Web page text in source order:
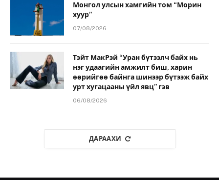
Монгол улсын хамгийн том “Морин
хуур”
07/08/2026
Тэйт МакРэй “Уран бүтээлч байх нь
нэг удаагийн амжилт биш, харин
өөрийгөө байнга шинээр бүтээж байх
урт хугацааны үйл явц” гэв
06/08/2026
ДАРААХИ